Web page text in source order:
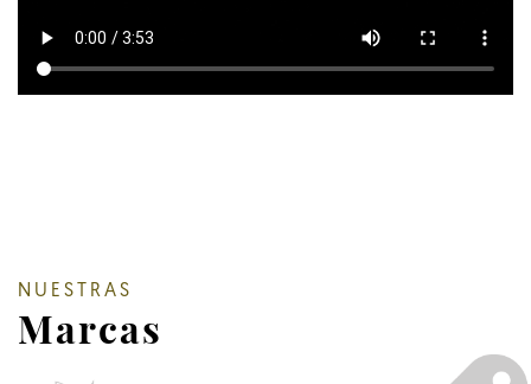
NUESTRAS
Marcas